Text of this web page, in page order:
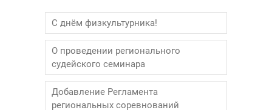
С днём физкультурника!
О проведении регионального
судейского семинара
Добавление Регламента
региональных соревнований